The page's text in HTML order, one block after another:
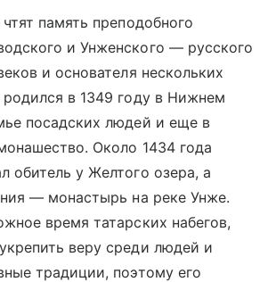
память преподобного
и Унженского — русского
и основателя нескольких
в 1349 году в Нижнем
посадских людей и еще в
Около 1434 года
обитель у Желтого озера, а
— монастырь на реке Унже.
время татарских набегов,
веру среди людей и
традиции, поэтому его